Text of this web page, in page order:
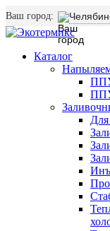
Ваш город:
Каталог
ППУ
ППУ